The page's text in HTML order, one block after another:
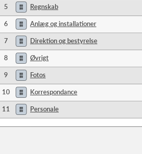
5 Regnskab
6 Anlæg og installationer
7 Direktion og bestyrelse
8 Øvrigt
9 Fotos
10 Korrespondance
11 Personale